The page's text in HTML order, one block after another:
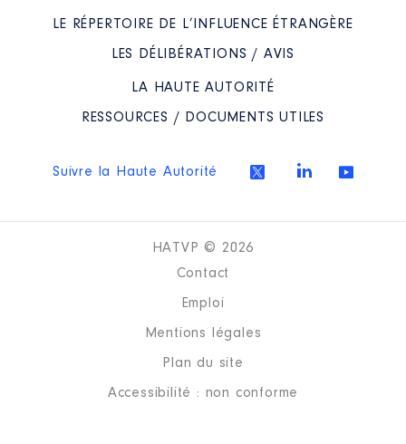
LE RÉPERTOIRE DE L’INFLUENCE ÉTRANGÈRE
LES DÉLIBÉRATIONS / AVIS
LA HAUTE AUTORITÉ
RESSOURCES / DOCUMENTS UTILES
Suivre la Haute Autorité
HATVP © 2026
Contact
Emploi
Mentions légales
Plan du site
Accessibilité : non conforme